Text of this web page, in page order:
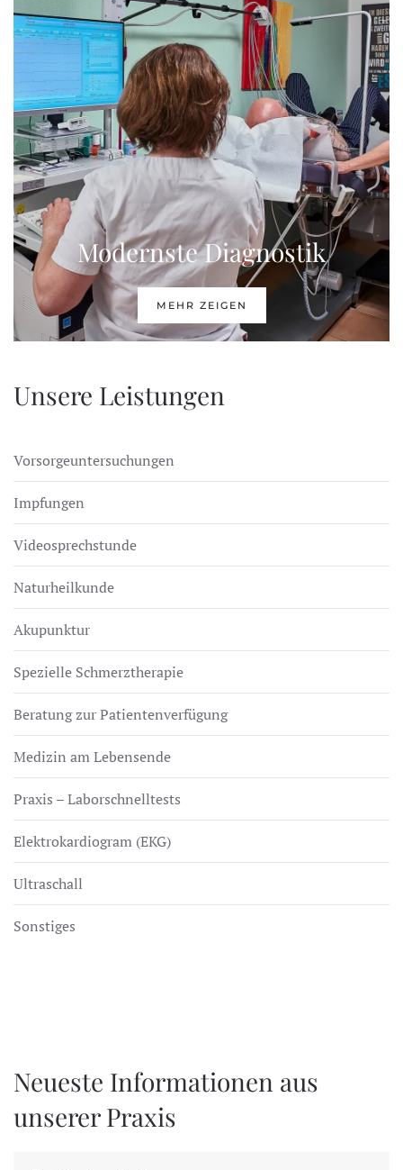
Modernste Diagnostik
MEHR ZEIGEN
Unsere Leistungen
Vorsorgeuntersuchungen
Impfungen
Videosprechstunde
Naturheilkunde
Akupunktur
Spezielle Schmerztherapie
Beratung zur Patientenverfügung
Medizin am Lebensende
Praxis – Laborschnelltests
Elektrokardiogram (EKG)
Ultraschall
Sonstiges
Neueste Informationen aus
unserer Praxis